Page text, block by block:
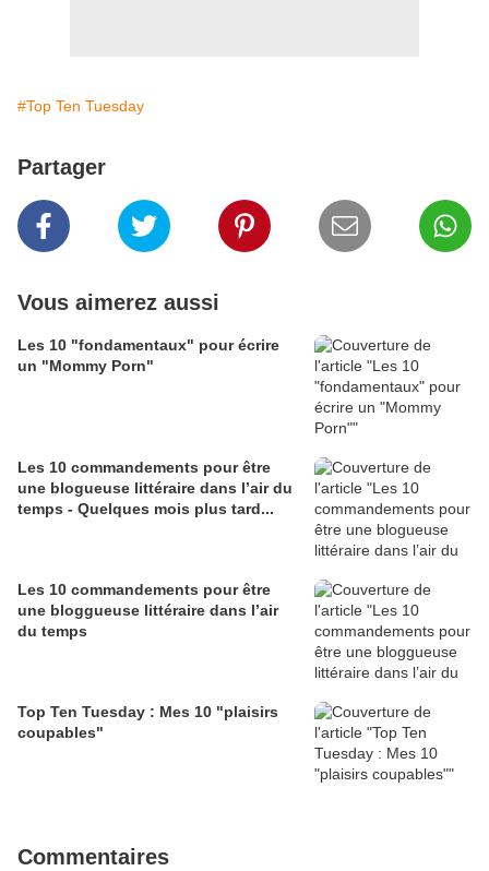
#Top Ten Tuesday
Partager
Vous aimerez aussi
Les 10 "fondamentaux" pour écrire
un "Mommy Porn"
Les 10 commandements pour être
une blogueuse littéraire dans l’air du
temps - Quelques mois plus tard...
Les 10 commandements pour être
une bloggueuse littéraire dans l’air
du temps
Top Ten Tuesday : Mes 10 "plaisirs
coupables"
Commentaires